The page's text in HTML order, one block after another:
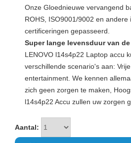
Onze Gloednieuwe vervangend
ROHS, ISO9001/9002 en andere
certificeringen gepasseerd.
Super lange levensduur van
LENOVO l14s4p22 Laptop accu
verschillende scenario's aan:
entertainment. We kennen
zich geen zorgen te maken,
l14s4p22 Accu zullen uw zorgen
Aantal: